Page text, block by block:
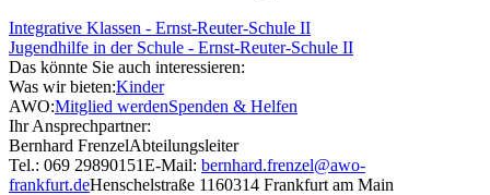
Integrative Klassen - Ernst-Reuter-Schule II
Jugendhilfe in der Schule - Ernst-Reuter-Schule II
Das könnte Sie auch interessieren:
Was wir bieten:Kinder
AWO:Mitglied werdenSpenden & Helfen
Ihr Ansprechpartner:
Bernhard FrenzelAbteilungsleiter
Tel.: 069 29890151E-Mail: bernhard.frenzel@awo-
frankfurt.deHenschelstraße 1160314 Frankfurt am Main